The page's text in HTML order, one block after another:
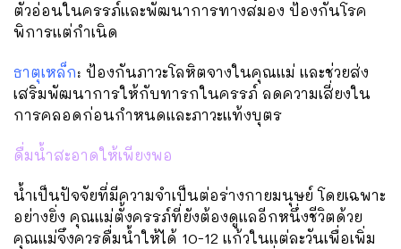
ตัวอ่อนในครรภ์และพัฒนาการทางสมอง ป้องกันโรค
พิการแต่กำเนิด
ธาตุเหล็ก: ป้องกันภาวะโลหิตจางในคุณแม่ และช่วยส่ง
เสริมพัฒนาการให้กับทารกในครรภ์ ลดความเสี่ยงใน
การคลอดก่อนกำหนดและภาวะแท้งบุตร
ดื่มน้ำสะอาดให้เพียงพอ
น้ำเป็นปัจจัยที่มีความจำเป็นต่อร่างกายมนุษย์ โดยเฉพาะ
อย่างยิ่ง คุณแม่ตั้งครรภ์ที่ยังต้องดูแลอีกหนึ่งชีวิตด้วย
คุณแม่จึงควรดื่มน้ำให้ได้ 10-12 แก้วในแต่ละวันเพื่อเพิ่ม